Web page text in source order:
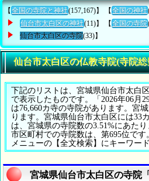
【 全国の寺院と神社(157,167)】 【 全国の神社
仙台市太白区の神社(11)】 【 全国の寺院
仙台市太白区の寺院(33)】
仙台市太白区の仏教寺院(寺院
下記のリストは、宮城県仙台市太白
で表示したものです。「2026年06月
は76,660カ寺の寺院があります。宮
ります。宮城県仙台市太白区には33
は、宮城県の寺院数の3.51%にあた
市区町村での寺院数は、第695位です
メニューの【全文検索】にキーワー
宮城県仙台市太白区の寺院